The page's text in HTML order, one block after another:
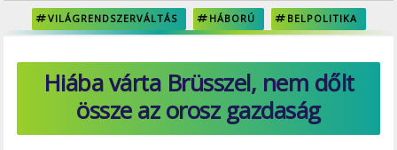
VILÁGRENDSZERVÁLTÁS HÁBORÚ BELPOLITIKA
Hiába várta Brüsszel, nem dőlt
össze az orosz gazdaság